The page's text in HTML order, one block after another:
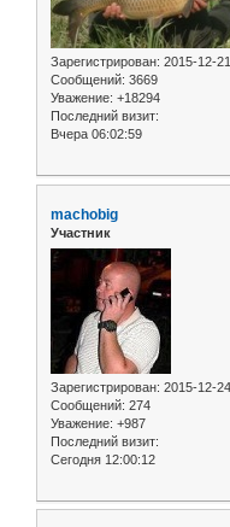
Зарегистрирован: 2015-12-21
Сообщений: 3669
Уважение: +18294
Последний визит:
Вчера 06:02:59
machobig
Участник
Зарегистрирован: 2015-12-24
Сообщений: 274
Уважение: +987
Последний визит:
Сегодня 12:00:12